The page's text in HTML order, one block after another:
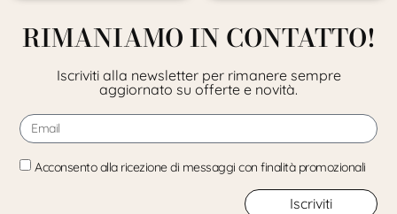
RIMANIAMO IN CONTATTO!
Iscriviti alla newsletter per rimanere sempre
aggiornato su offerte e novità.
Acconsento alla ricezione di messaggi con finalità promozionali
Iscriviti